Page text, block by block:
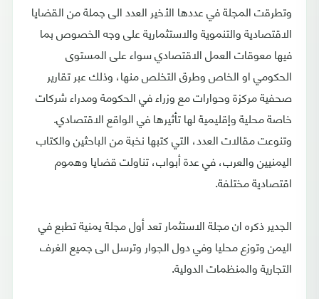
وتطرقت المجلة في عددها الأخير العدد الى جملة من القضايا
الاقتصادية والتنموية والاستثمارية على وجه الخصوص بما
فيها معوقات العمل الاقتصادي سواء على المستوى
الحكومي او الخاص وطرق التخلص منها، وذلك عبر تقارير
صحفية مركزة وحوارات مع وزراء في الحكومة ومدراء شركات
خاصة محلية وإقليمية لها تأثيرها في الواقع الاقتصادي.
وتنوعت مقالات العدد، التي كتبها نخبة من الباحثين والكتاب
اليمنيين والعرب، في عدة أبواب، تناولت قضايا وهموم
اقتصادية مختلفة.
الجدير ذكره ان مجلة الاستثمار تعد أول مجلة يمنية تطبع في
اليمن وتوزع محليا وفي دول الجوار وترسل الى جميع الغرف
التجارية والمنظمات الدولية.